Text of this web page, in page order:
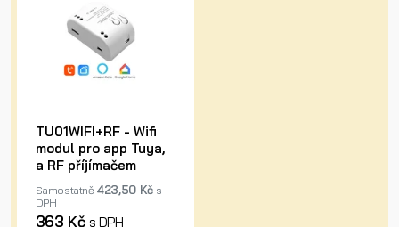
TU01WIFI+RF - Wifi
modul pro app Tuya,
a RF příjímačem
Samostatně 423,50 Kč s
DPH
363 Kč s DPH